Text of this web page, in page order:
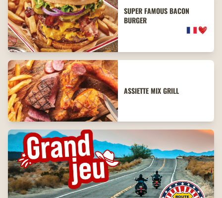
SUPER FAMOUS BACON
BURGER
ASSIETTE MIX GRILL